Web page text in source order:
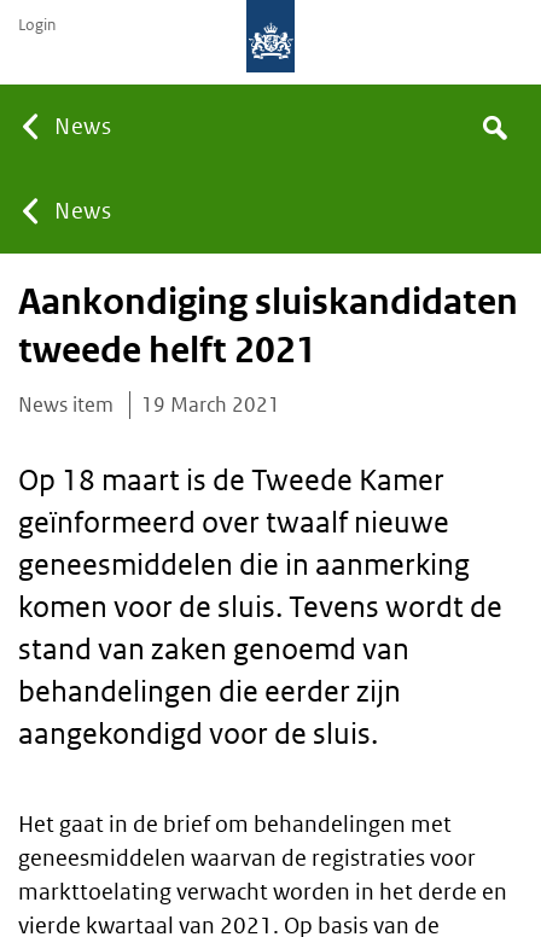
News
You
are
News
the
Search
Login
Aankondiging sluiskandidaten
tweede helft 2021
News item 19 March 2021
Op 18 maart is de Tweede Kamer
geïnformeerd over twaalf nieuwe
geneesmiddelen die in aanmerking
komen voor de sluis. Tevens wordt de
stand van zaken genoemd van
behandelingen die eerder zijn
aangekondigd voor de sluis.
Body
text
Het gaat in de brief om behandelingen met
geneesmiddelen waarvan de registraties voor
markttoelating verwacht worden in het derde en
vierde kwartaal van 2021. Op basis van de